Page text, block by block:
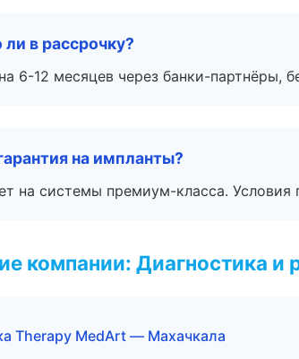
в рассрочку?
6-12 месяцев через банки-партнёры,
на импланты?
на системы премиум-класса. Условия
компании: Диагностика и
Therapy MedArt — Махачкала